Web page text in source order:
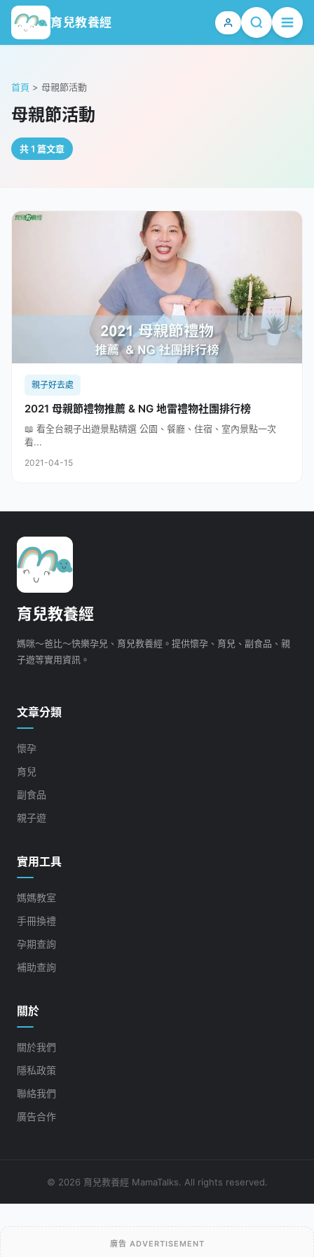
育兒教養經
首頁 > 母親節活動
母親節活動
共 1 篇文章
親子好去處
2021 母親節禮物推薦 & NG 地雷禮物社團排行榜
📖 看全台親子出遊景點精選 公園、餐廳、住宿、室內景點一次
看...
2021-04-15
育兒教養經
媽咪～爸比～快樂孕兒、育兒教養經。提供懷孕、育兒、副食品、親
子遊等實用資訊。
文章分類
懷孕
育兒
副食品
親子遊
實用工具
媽媽教室
手冊換禮
孕期查詢
補助查詢
關於
關於我們
隱私政策
聯絡我們
廣告合作
© 2026 育兒教養經 MamaTalks. All rights reserved.
廣告 ADVERTISEMENT